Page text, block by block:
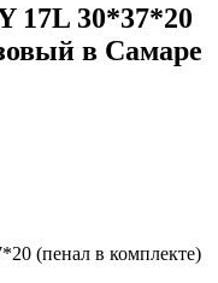
17L 30*37*20
в Самаре
(пенал в комплекте)